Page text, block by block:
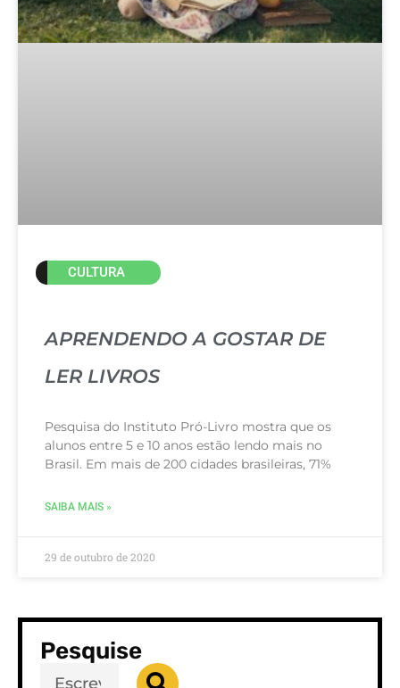
CULTURA
APRENDENDO A GOSTAR DE
LER LIVROS
Pesquisa do Instituto Pró-Livro mostra que os
alunos entre 5 e 10 anos estão lendo mais no
Brasil. Em mais de 200 cidades brasileiras, 71%
SAIBA MAIS »
29 de outubro de 2020
Pesquise